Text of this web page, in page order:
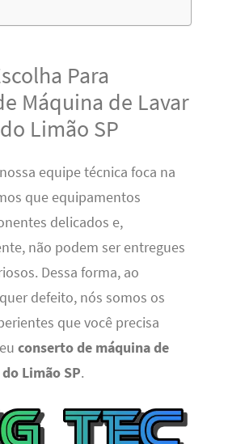
Para
Máquina de Lavar
Limão SP
equipe técnica foca na
que equipamentos
delicados e,
não podem ser entregues
Dessa forma, ao
defeito, nós somos os
que você precisa
conserto de máquina de
Limão SP.